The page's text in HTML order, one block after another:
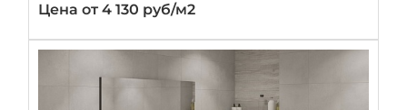
Цена от 4 130 руб/м2